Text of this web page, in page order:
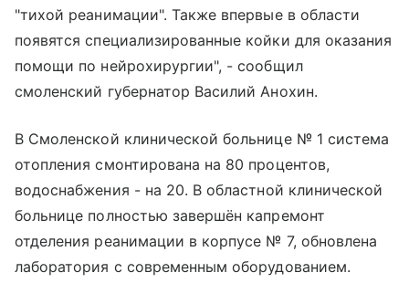
"тихой реанимации". Также впервые в области
появятся специализированные койки для оказания
помощи по нейрохирургии", - сообщил
смоленский губернатор Василий Анохин.
В Смоленской клинической больнице № 1 система
отопления смонтирована на 80 процентов,
водоснабжения - на 20. В областной клинической
больнице полностью завершён капремонт
отделения реанимации в корпусе № 7, обновлена
лаборатория с современным оборудованием.